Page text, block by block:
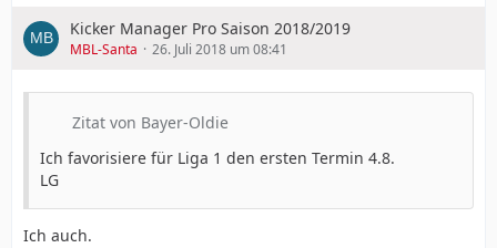
Kicker Manager Pro Saison 2018/2019
MBL-Santa 26. Juli 2018 um 08:41
Zitat von Bayer-Oldie
Ich favorisiere für Liga 1 den ersten Termin 4.8.
LG
Ich auch.